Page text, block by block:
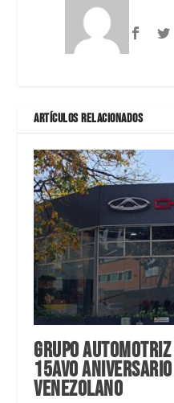
ARTÍCULOS RELACIONADOS
Grupo
15avo
venezolano